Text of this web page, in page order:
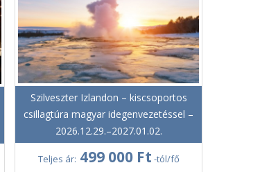
Szilveszter Izlandon – kiscsoportos
csillagtúra magyar idegenvezetéssel –
2026.12.29.–2027.01.02.
Teljes ár: 499 000 Ft -tól/fő